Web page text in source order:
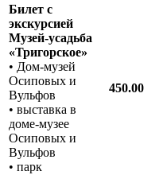
Билет с
экскурсией
Музей-усадьба
«Тригорское»
• Дом-музей
Осиповых и
Вульфов
• выставка в
доме-музее
Осиповых и
Вульфов
• парк
450.00